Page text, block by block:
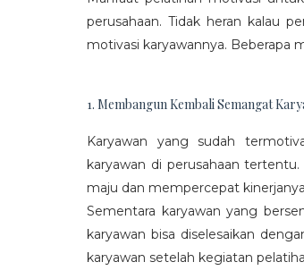
perusahaan. Tidak heran kalau
motivasi karyawannya. Beberapa
1. Membangun Kembali Semangat
Karyawan yang sudah
karyawan di perusahaan
maju dan mempercepat
Sementara karyawan yang
karyawan bisa diselesaikan
karyawan setelah kegiatan